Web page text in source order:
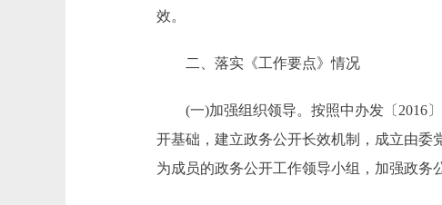
效。
二、落实《工作要点》情况
(一)加强组织领导。按照中办发〔2016〕
开基础，建立政务公开长效机制，成立由委
为成员的政务公开工作领导小组，加强政务